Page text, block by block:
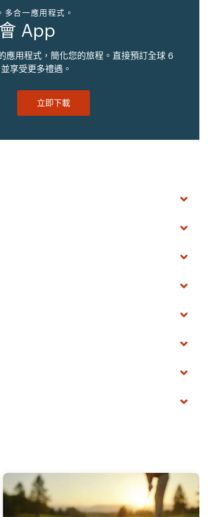
多合一應用程式。
App
應用程式，簡化您的旅程。直接預訂全球 6
享受更多禮遇。
立即下載